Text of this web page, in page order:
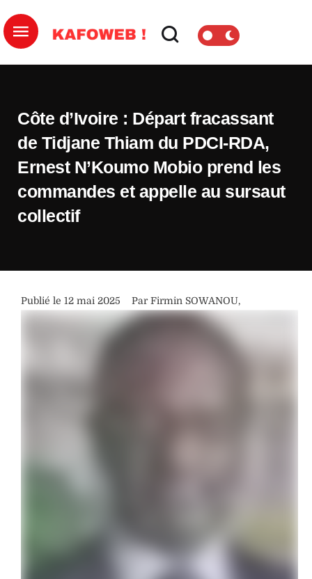
Côte d’Ivoire : Départ fracassant
de Tidjane Thiam du PDCI-RDA,
Ernest N’Koumo Mobio prend les
commandes et appelle au sursaut
collectif
Publié le 12 mai 2025 Par Firmin SOWANOU,